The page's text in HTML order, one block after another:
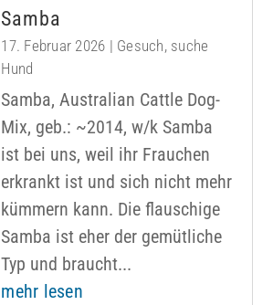
Samba
17. Februar 2026 | Gesuch, suche
Hund
Samba, Australian Cattle Dog-
Mix, geb.: ~2014, w/k Samba
ist bei uns, weil ihr Frauchen
erkrankt ist und sich nicht mehr
kümmern kann. Die flauschige
Samba ist eher der gemütliche
Typ und braucht...
mehr lesen